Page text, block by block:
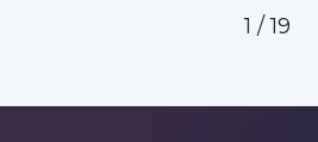
1 / 19